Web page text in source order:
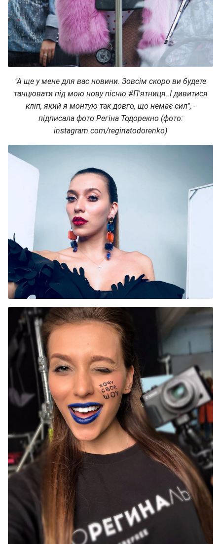
"А ще у мене для вас новини. Зовсім скоро ви будете
танцювати під мою нову пісню #П'ятниця. І дивитися
кліп, який я монтую так довго, що немає сил", -
підписала фото Регіна Тодорекно (фото:
instagram.com/reginatodorenko)